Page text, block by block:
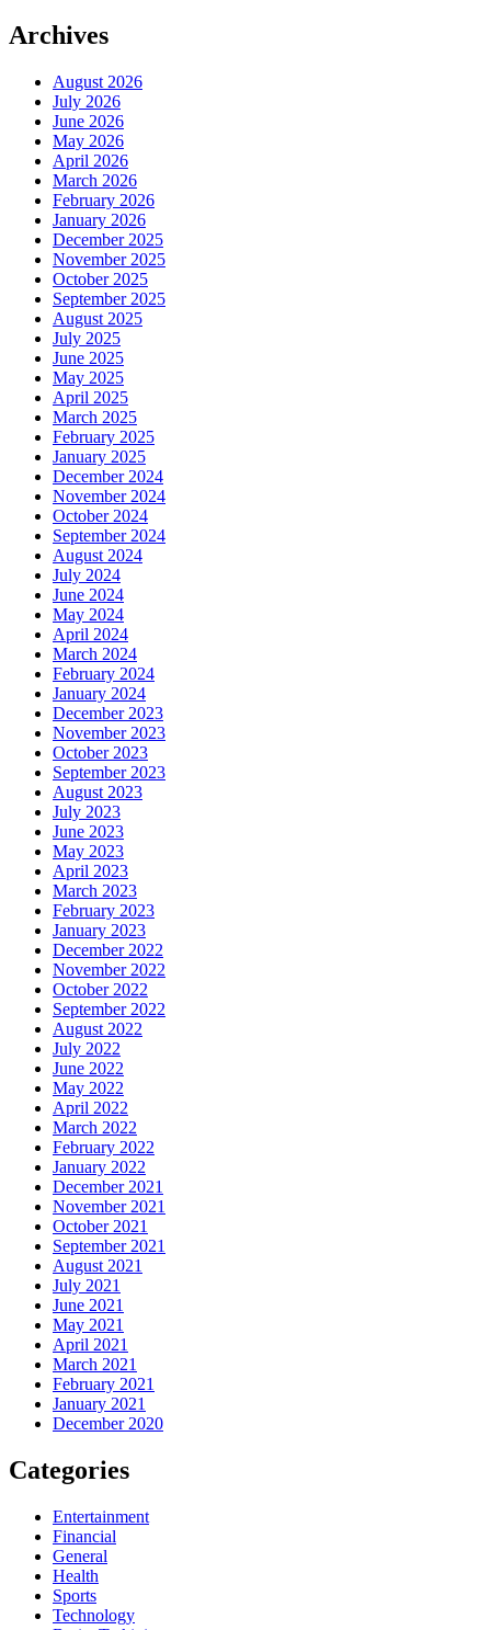
Archives
August 2026
July 2026
June 2026
May 2026
April 2026
March 2026
February 2026
January 2026
December 2025
November 2025
October 2025
September 2025
August 2025
July 2025
June 2025
May 2025
April 2025
March 2025
February 2025
January 2025
December 2024
November 2024
October 2024
September 2024
August 2024
July 2024
June 2024
May 2024
April 2024
March 2024
February 2024
January 2024
December 2023
November 2023
October 2023
September 2023
August 2023
July 2023
June 2023
May 2023
April 2023
March 2023
February 2023
January 2023
December 2022
November 2022
October 2022
September 2022
August 2022
July 2022
June 2022
May 2022
April 2022
March 2022
February 2022
January 2022
December 2021
November 2021
October 2021
September 2021
August 2021
July 2021
June 2021
May 2021
April 2021
March 2021
February 2021
January 2021
December 2020
Categories
Entertainment
Financial
General
Health
Sports
Technology